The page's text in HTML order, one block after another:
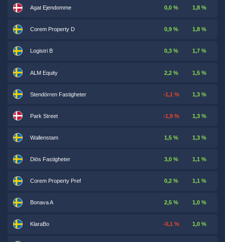
Agat Ejendomme 0,0 % 1,8 %
Corem Property D 0,9 % 1,8 %
Logistri B 0,3 % 1,7 %
ALM Equity 2,2 % 1,5 %
Stendörren Fastigheter -1,1 % 1,3 %
Park Street -1,9 % 1,3 %
Wallenstam 1,5 % 1,3 %
Diös Fastigheter 3,0 % 1,1 %
Corem Property Pref 0,2 % 1,1 %
Bonava A 2,5 % 1,0 %
KlaraBo -0,1 % 1,0 %